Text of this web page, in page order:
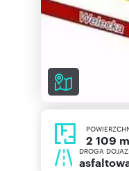
2 109 m
DROGA